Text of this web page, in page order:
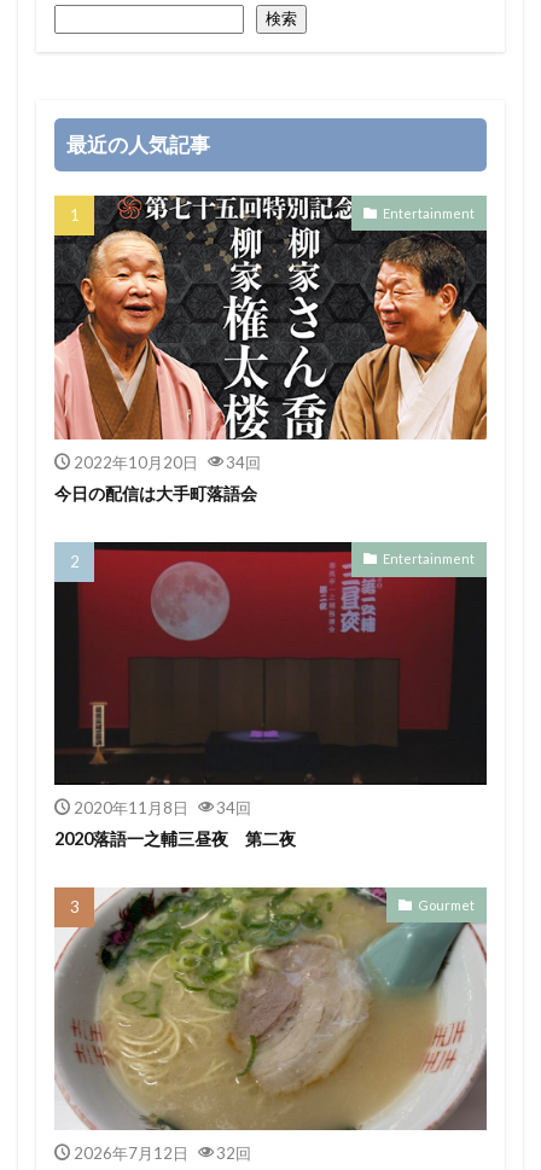
検索
最近の人気記事
Entertainment
2022年10月20日 34回
今日の配信は大手町落語会
Entertainment
2020年11月8日 34回
2020落語一之輔三昼夜 第二夜
Gourmet
2026年7月12日 32回